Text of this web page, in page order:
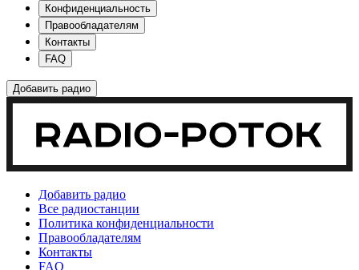
Конфиденциальность
Правообладателям
Контакты
FAQ
Добавить радио
Добавить радио
Все радиостанции
Политика конфиденциальности
Правообладателям
Контакты
FAQ